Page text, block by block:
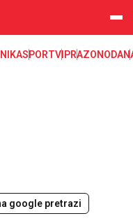
SPORTVIPRAZONODA
google pretrazi